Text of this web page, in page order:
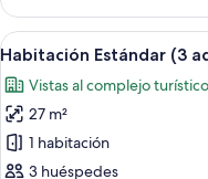
Estándar
(2
adultos
niño)
Abrir
todas
las
fotos
de
Habitación
9
Habitación Estándar (3
Vistas al complejo turístico
27 m²
1 habitación
3 huéspedes